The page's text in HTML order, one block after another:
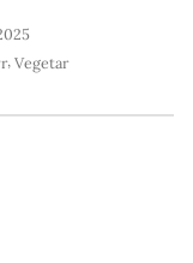
, Vegetar